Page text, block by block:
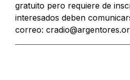
gratuito pero requiere de
interesados deben
correo: